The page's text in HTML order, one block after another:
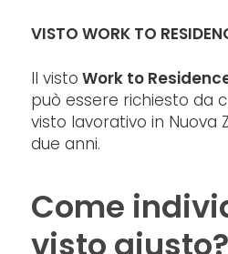
VISTO WORK TO
Il visto Work to
può essere richiesto da
visto lavorativo in Nuova
due anni.
Come
visto giusto?